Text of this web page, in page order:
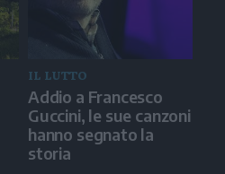
IL LUTTO
Addio a Francesco
Guccini, le sue canzoni
hanno segnato la
storia